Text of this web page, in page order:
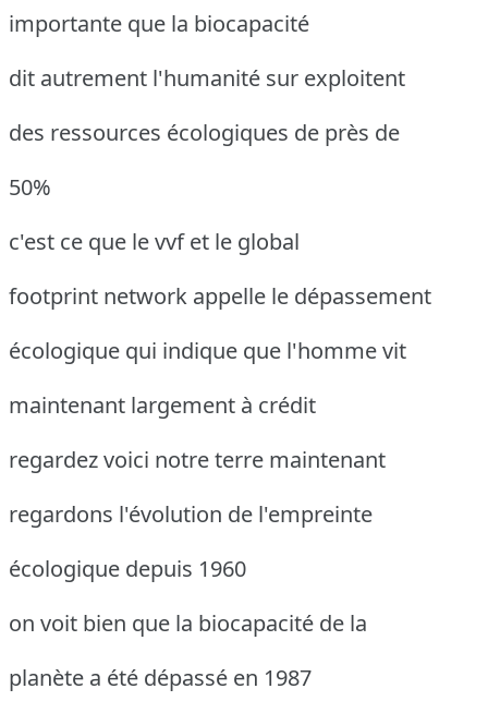
importante que la biocapacité
dit autrement l'humanité sur exploitent
des ressources écologiques de près de
50%
c'est ce que le vvf et le global
footprint network appelle le dépassement
écologique qui indique que l'homme vit
maintenant largement à crédit
regardez voici notre terre maintenant
regardons l'évolution de l'empreinte
écologique depuis 1960
on voit bien que la biocapacité de la
planète a été dépassé en 1987